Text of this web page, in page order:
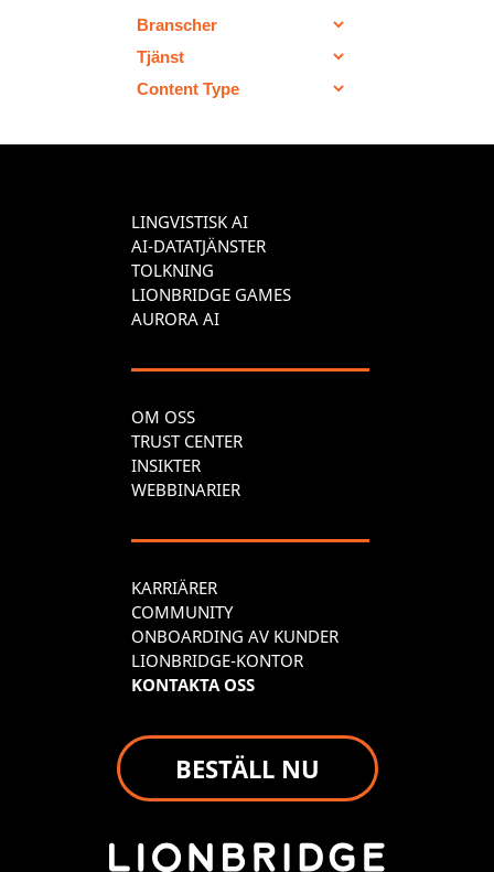
LINGVISTISK AI
AI-DATATJÄNSTER
TOLKNING
LIONBRIDGE GAMES
AURORA AI
OM OSS
TRUST CENTER
INSIKTER
WEBBINARIER
KARRIÄRER
COMMUNITY
ONBOARDING AV KUNDER
LIONBRIDGE-KONTOR
KONTAKTA OSS
BESTÄLL NU